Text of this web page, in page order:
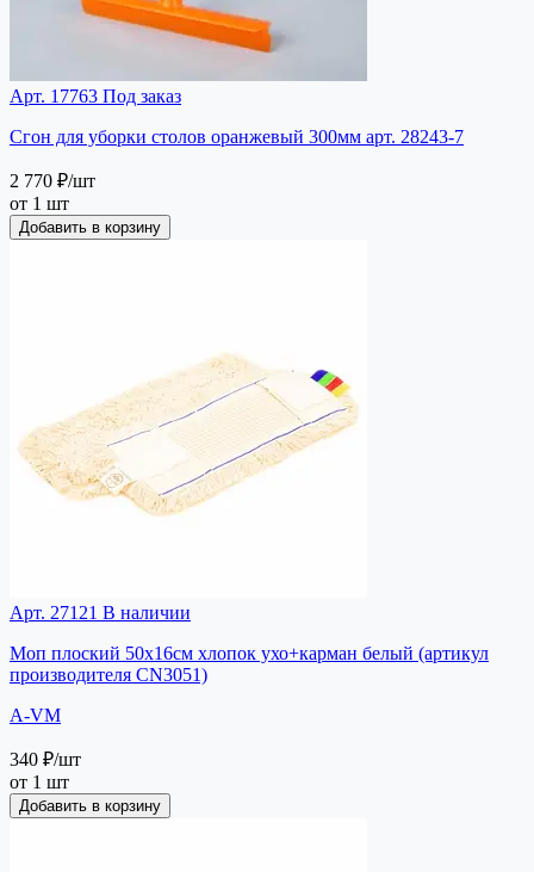
Арт. 17763 Под заказ
Сгон для уборки столов оранжевый 300мм арт. 28243-7
2 770 ₽/шт
от 1 шт
Добавить в корзину
Арт. 27121 В наличии
Моп плоский 50х16см хлопок ухо+карман белый (артикул
производителя CN3051)
A-VM
340 ₽/шт
от 1 шт
Добавить в корзину